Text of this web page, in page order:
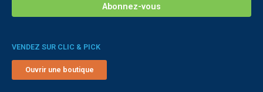
VENDEZ SUR CLIC & PICK
Ouvrir une boutique